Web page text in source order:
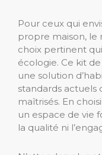
Pour ceux qui
propre maison, le
choix pertinent
écologie. Ce kit
une solution
standards actuels
maîtrisés. En
un espace de vie
la qualité ni